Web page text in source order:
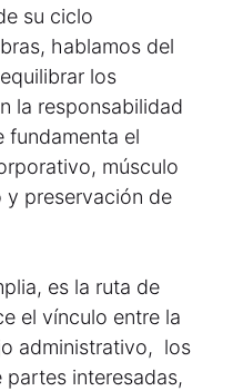
su ciclo
hablamos del
los
la responsabilidad
fundamenta el
músculo
y preservación de
es la ruta de
el vínculo entre la
administrativo, los
interesadas,